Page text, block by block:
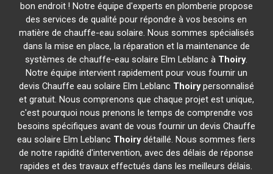
bon endroit ! Notre équipe d'experts en plomberie propose
des services de qualité pour répondre à vos besoins en
matière de chauffe-eau solaire. Nous sommes spécialisés
dans la mise en place, la réparation et la maintenance de
systèmes de chauffe-eau solaire Elm Leblanc à Thoiry.
Notre équipe intervient rapidement pour vous fournir un
devis Chauffe eau solaire Elm Leblanc Thoirypersonnalisé
et gratuit. Nous comprenons que chaque projet est unique,
c'est pourquoi nous prenons le temps de comprendre vos
besoins spécifiques avant de vous fournir un devis Chauffe
eau solaire Elm Leblanc Thoirydétaillé. Nous sommes fiers
de notre rapidité d'intervention, avec des délais de réponse
rapides et des travaux effectués dans les meilleurs délais.